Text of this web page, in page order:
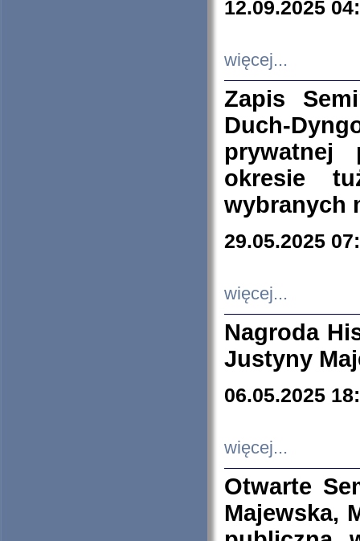
12.09.2025
więcej...
Zapis
Duch-
prywatnej
okresie
wybranych
29.05.2025
więcej...
Nagroda
Justyny
06.05.2025
więcej...
Otwarte
Majewska,